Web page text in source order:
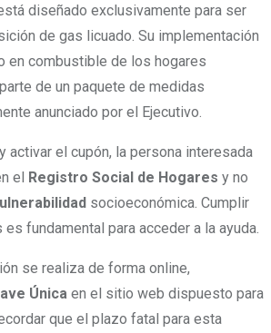
diseñado exclusivamente para ser
de gas licuado. Su implementación
en combustible de los hogares
de un paquete de medidas
anunciado por el Ejecutivo.
activar el cupón, la persona interesada
el Registro Social de Hogares y no
socioeconómica. Cumplir
fundamental para acceder a la ayuda.
se realiza de forma online,
Única en el sitio web dispuesto para
que el plazo fatal para esta